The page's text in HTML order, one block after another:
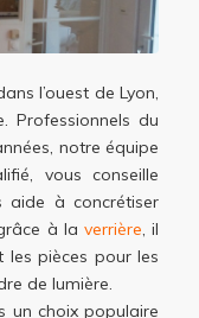
l’ouest de Lyon,
Professionnels du
notre équipe
vous conseille
aide à concrétiser
à laverrière, il
les pièces pour les
de lumière.
un choix populaire